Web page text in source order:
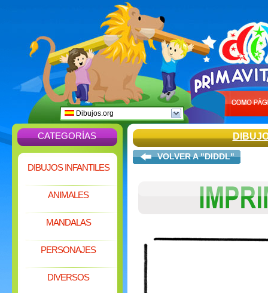
Dibujos.org
CATEGORÍAS
DIBUJOS INFANTILES
ANIMALES
MANDALAS
PERSONAJES
DIVERSOS
VOLVER A "DIDDL"